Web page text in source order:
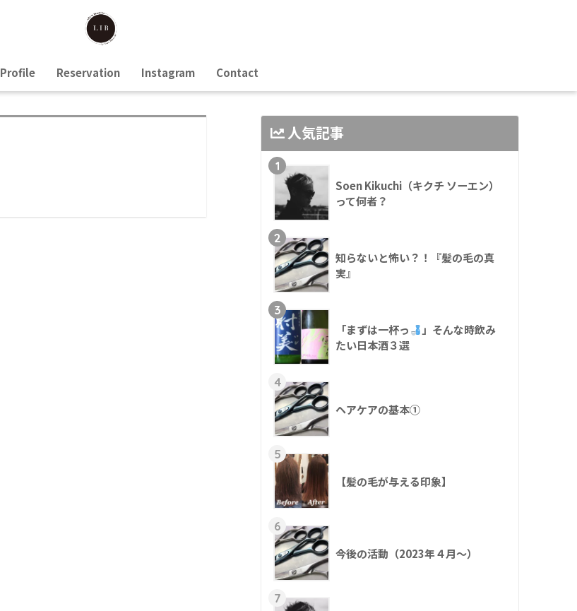
Profile Reservation Instagram Contact
人気記事
1
Soen Kikuchi（キクチ ソーエン）
って何者？
2
知らないと怖い？！『髪の毛の真
実』
3
「まずは一杯っ
」そんな時飲み
たい日本酒３選
4
ヘアケアの基本①
5
【髪の毛が与える印象】
6
今後の活動（2023年４月〜）
7